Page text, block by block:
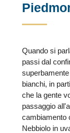
Quando si
passi dal
bianchi, in
che la gente
passaggio
cambiamento
Nebbiolo in